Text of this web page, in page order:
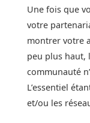
Une fois que
votre
montrer votre
peu plus haut,
communauté
L’essentiel
et/ou les